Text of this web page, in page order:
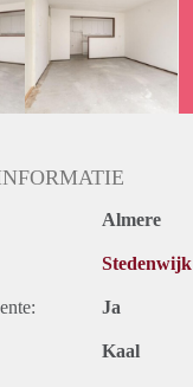
Almere
Stedenwijk
Ja
Kaal